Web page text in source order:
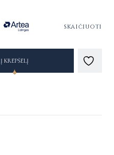
skaičiuoti
Į KREPŠELĮ